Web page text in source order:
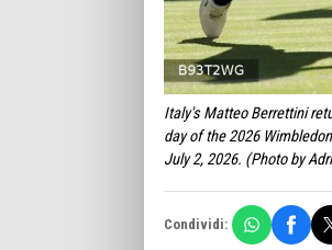
Italy's Matteo Berrettini
day of the 2026
July 2, 2026. (Photo by
Condividi: